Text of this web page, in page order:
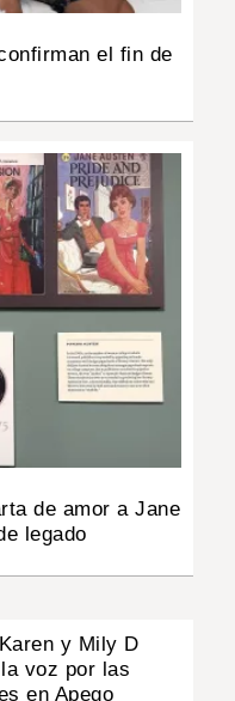
el fin de
de amor a Jane
legado
y Mily D
voz por las
en Apego